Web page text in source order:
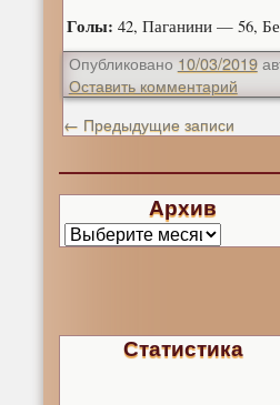
Голы: 42, Паганини — 56,
Опубликовано 10/03/2019
Оставить комментарий
← Предыдущие записи
Архив
Статистика